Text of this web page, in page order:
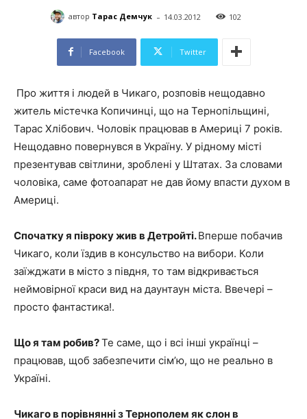
автор Тарас Демчук - 14.03.2012 102
Facebook Twitter
Про життя і людей в Чикаго, розповів нещодавно
житель містечка Копичинці, що на Тернопільщині,
Тарас Хлібович. Чоловік працював в Америці 7 років.
Нещодавно повернувся в Україну. У рідному місті
презентував світлини, зроблені у Штатах. За словами
чоловіка, саме фотоапарат не дав йому впасти духом в
Америці.
Спочатку я півроку жив в Детройті.Вперше побачив
Чикаго, коли їздив в консульство на вибори. Коли
заїжджати в місто з півдня, то там відкривається
неймовірної краси вид на даунтаун міста. Ввечері –
просто фантастика!.
Що я там робив?Те саме, що і всі інші українці –
працював, щоб забезпечити сім’ю, що не реально в
Україні.
Чикаго в порівнянні з Тернополем як слон в